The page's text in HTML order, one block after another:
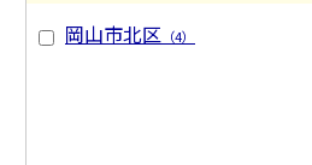
岡山市北区 （4）